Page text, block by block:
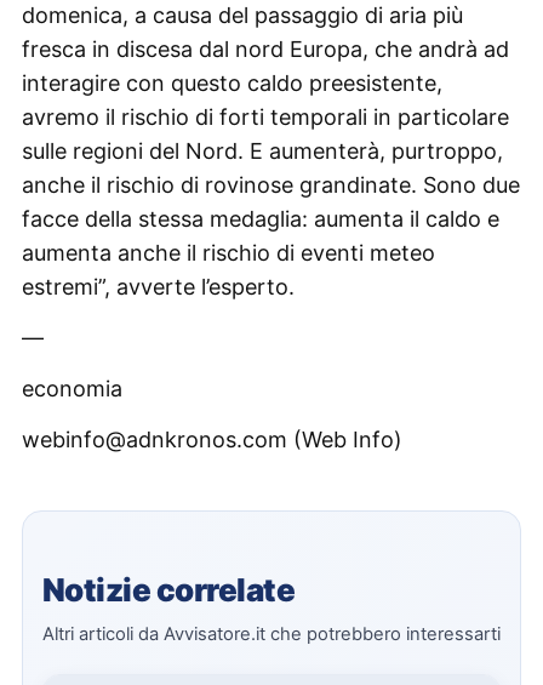
domenica, a causa del passaggio di aria più
fresca in discesa dal nord Europa, che andrà ad
interagire con questo caldo preesistente,
avremo il rischio di forti temporali in particolare
sulle regioni del Nord. E aumenterà, purtroppo,
anche il rischio di rovinose grandinate. Sono due
facce della stessa medaglia: aumenta il caldo e
aumenta anche il rischio di eventi meteo
estremi”, avverte l’esperto.
—
economia
webinfo@adnkronos.com (Web Info)
Notizie correlate
Altri articoli da Avvisatore.it che potrebbero interessarti